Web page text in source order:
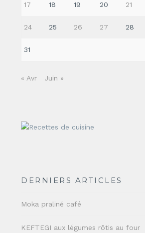
17 18 19 20 21
24 25 26 27 28
31
« Avr Juin »
DERNIERS ARTICLES
Moka praliné café
KEFTEGI aux légumes rôtis au four